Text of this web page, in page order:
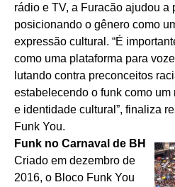
rádio e TV, a Furacão ajudou a
posicionando o gênero como
expressão cultural. “É
como uma plataforma para
lutando contra preconceitos
estabelecendo o funk como
e identidade cultural”, finaliza
Funk You.
Funk no Carnaval de BH
Criado em dezembro de
2016, o Bloco Funk You